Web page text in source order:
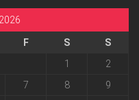
F S
S
1
2
7 8
9